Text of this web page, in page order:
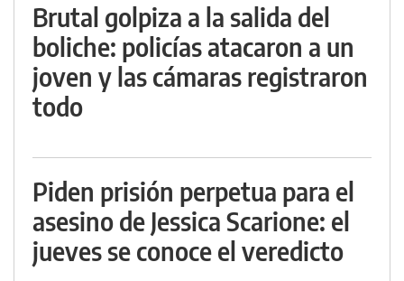
Brutal golpiza a la salida del
boliche: policías atacaron a un
joven y las cámaras registraron
todo
Piden prisión perpetua para el
asesino de Jessica Scarione: el
jueves se conoce el veredicto